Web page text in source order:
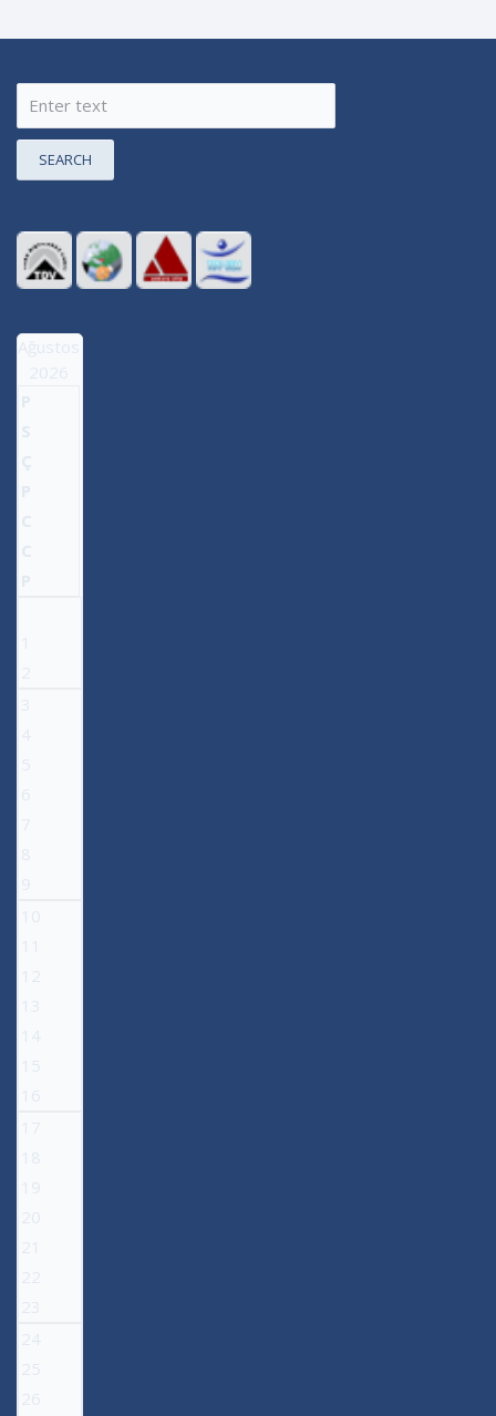
SEARCH
Ağustos
2026
P
S
Ç
P
C
C
P
1
2
3
4
5
6
7
8
9
10
11
12
13
14
15
16
17
18
19
20
21
22
23
24
25
26